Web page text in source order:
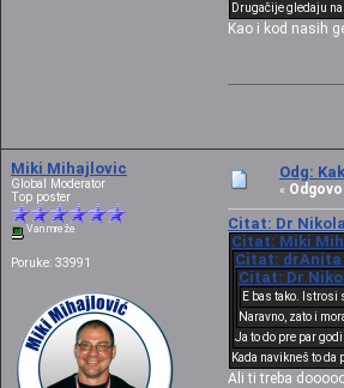
Drugačije gledaju
Kao i kod nasih
Miki Mihajlovic
Global Moderator
Top poster
Van mreže
Poruke: 33991
Odg:
«
Citat: Dr
Citat: Miki
Citat: drAnita
Citat: Dr
E bas tako. Istrosi
Naravno, zato i
Ja to do pre par
Kada navikneš to
Ali ti treba